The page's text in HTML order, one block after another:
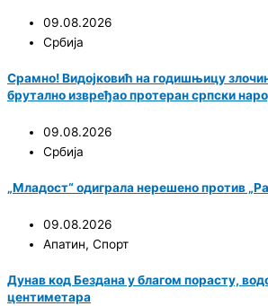
09.08.2026
Србија
Срамно! Видојковић на годишњицу
брутално извређао протеран српски
09.08.2026
Србија
„Младост“ одиграла нерешено против
09.08.2026
Апатин, Спорт
Дунав код Бездана у благом порасту,
центиметара